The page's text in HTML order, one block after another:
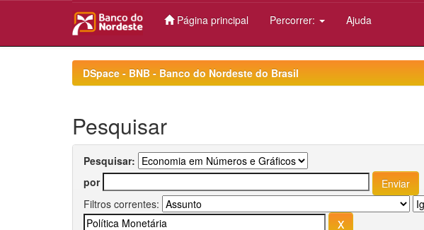
Página principal Percorrer: Ajuda
DSpace - BNB - Banco do Nordeste do Brasil
Pesquisar
Pesquisar:
por
Filtros correntes: